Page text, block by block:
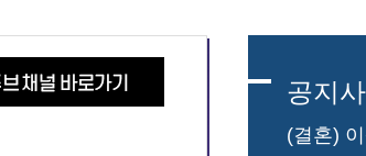
주일설교
공지
(결혼)